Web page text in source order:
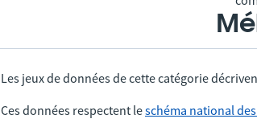
Les jeux de données de cette catégorie
Ces données respectent leschéma national